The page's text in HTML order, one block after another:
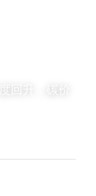
回升，碳价